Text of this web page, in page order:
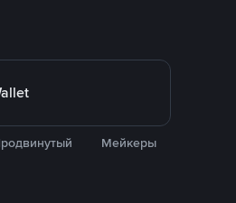
Мейкеры